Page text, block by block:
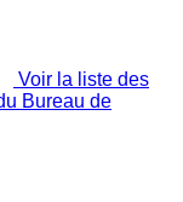
Voir la liste des
Bureau de